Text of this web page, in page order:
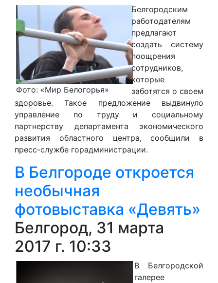
Фото: «Мир Белогорья»
Белгородским
работодателям
предлагают
создать систему
поощрения
сотрудников,
которые
заботятся о своем
здоровье. Такое предложение выдвинуло
управление по труду и социальному
партнерству департамента экономического
развития областного центра, сообщили в
пресс-службе горадминистрации.
В Белгороде откроется
необычная
фотовыставка «Девять»
Белгород, 31 марта
2017 г. 10:33
В Белгородской
галерее